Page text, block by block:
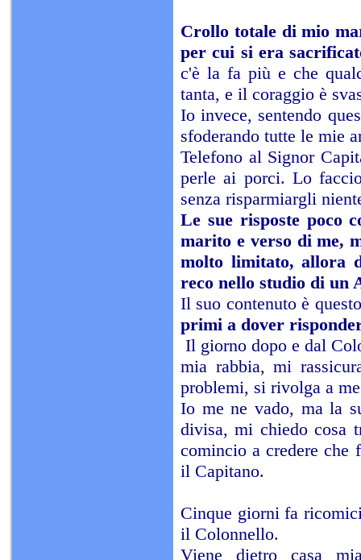
Crollo totale di mio
per cui si era
c'è la fa più e che
tanta, e il coraggio è
Io invece, sentendo
sfoderando tutte le mie
Telefono al Signor
perle ai porci. Lo
senza risparmiargli
Le sue risposte poco
marito e verso di me,
molto limitato, allora
reco nello studio di un
Il suo contenuto è
primi a dover
Il giorno dopo e dal
mia rabbia, mi
problemi, si rivolga a
Io me ne vado, ma la
divisa, mi chiedo cosa
comincio a credere che
il Capitano.
Cinque giorni fa
il Colonnello.
Viene dietro casa